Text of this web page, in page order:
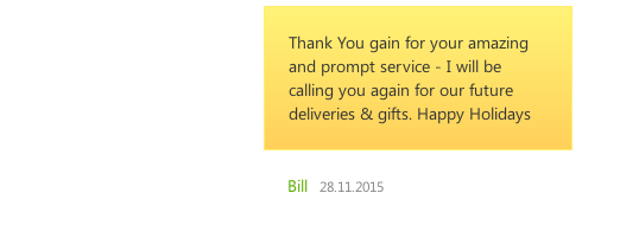
Thank You gain for your amazing
and prompt service - I will be
calling you again for our future
deliveries & gifts. Happy Holidays
Bill 28.11.2015